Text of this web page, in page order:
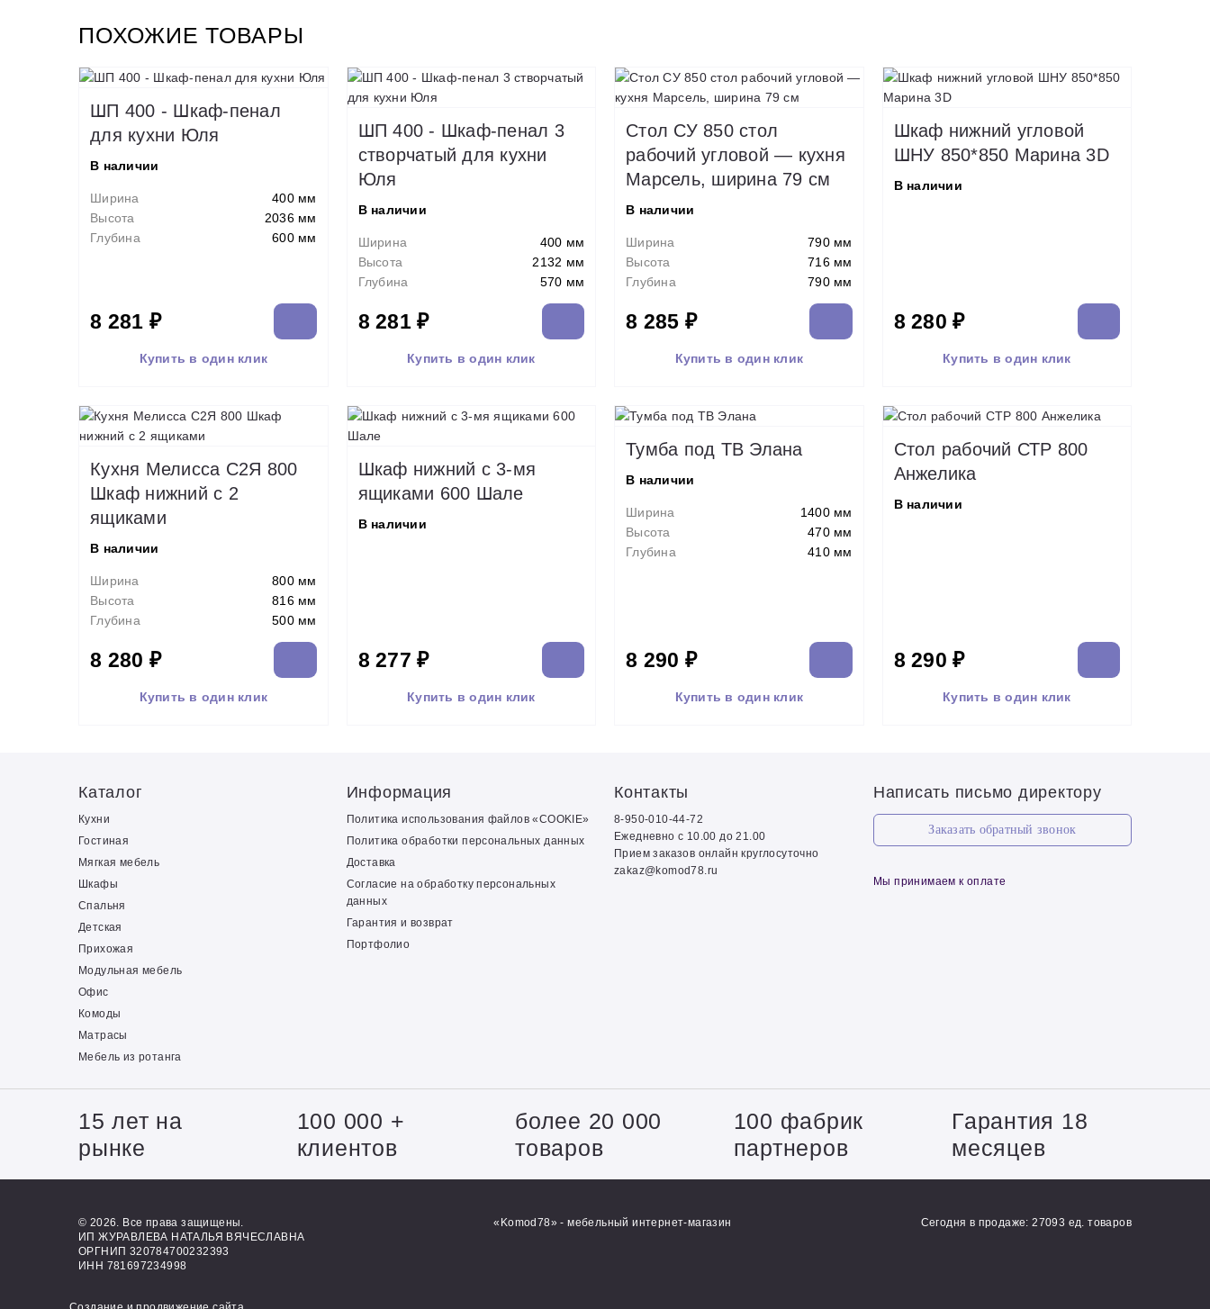
ПОХОЖИЕ ТОВАРЫ
ШП 400 - Шкаф-пенал
для кухни Юля
В наличии
Ширина
400 мм
Высота
2036 мм
Глубина
600 мм
8 281 ₽
Купить в один клик
ШП 400 - Шкаф-пенал 3
створчатый для кухни
Юля
В наличии
Ширина
400 мм
Высота
2132 мм
Глубина
570 мм
8 281 ₽
Купить в один клик
Стол СУ 850 стол
рабочий угловой — кухня
Марсель, ширина 79 см
В наличии
Ширина
790 мм
Высота
716 мм
Глубина
790 мм
8 285 ₽
Купить в один клик
Шкаф нижний угловой
ШНУ 850*850 Марина 3D
В наличии
8 280 ₽
Купить в один клик
Кухня Мелисса С2Я 800
Шкаф нижний с 2
ящиками
В наличии
Ширина
800 мм
Высота
816 мм
Глубина
500 мм
8 280 ₽
Купить в один клик
Шкаф нижний с 3-мя
ящиками 600 Шале
В наличии
8 277 ₽
Купить в один клик
Тумба под ТВ Элана
В наличии
Ширина
1400 мм
Высота
470 мм
Глубина
410 мм
8 290 ₽
Купить в один клик
Стол рабочий СТР 800
Анжелика
В наличии
8 290 ₽
Купить в один клик
Каталог
Кухни
Гостиная
Мягкая мебель
Шкафы
Спальня
Детская
Прихожая
Модульная мебель
Офис
Комоды
Матрасы
Мебель из ротанга
Информация
Политика использования файлов «COOKIE»
Политика обработки персональных данных
Доставка
Согласие на обработку персональных
данных
Гарантия и возврат
Портфолио
Контакты
8-950-010-44-72
Ежедневно с 10.00 до 21.00
Прием заказов онлайн круглосуточно
zakaz@komod78.ru
Написать письмо директору
Заказать обратный звонок
Мы принимаем к оплате
15 лет на
рынке
100 000 +
клиентов
более 20 000
товаров
100 фабрик
партнеров
Гарантия 18
месяцев
© 2026. Все права защищены.
ИП ЖУРАВЛЕВА НАТАЛЬЯ ВЯЧЕСЛАВНА
ОРГНИП 320784700232393
ИНН 781697234998
«Komod78» - мебельный интернет-магазин Сегодня в продаже: 27093 ед. товаров